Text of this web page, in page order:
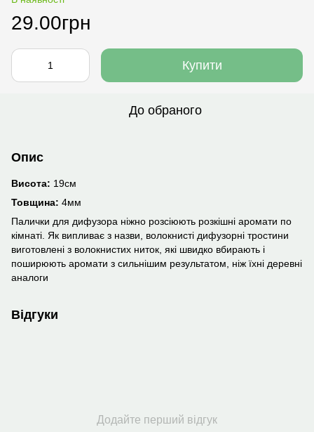
29.00грн
Купити
До обраного
Опис
Висота: 19см
Товщина: 4мм
Палички для дифузора ніжно розсіюють розкішні аромати по
кімнаті. Як випливає з назви, волокнисті дифузорні тростини
виготовлені з волокнистих ниток, які швидко вбирають і
поширюють аромати з сильнішим результатом, ніж їхні деревні
аналоги
Відгуки
Додайте перший відгук